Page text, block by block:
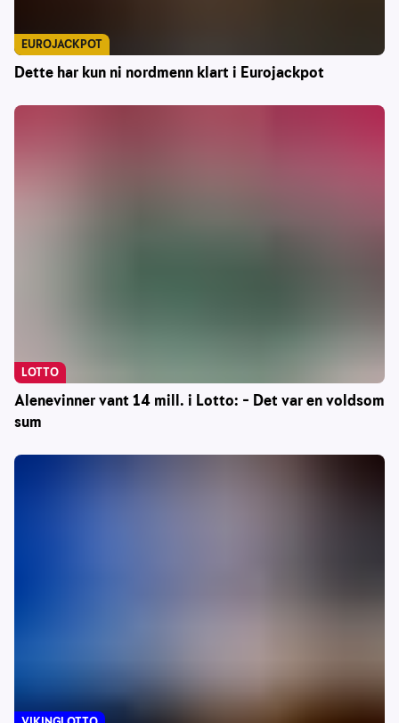
Dette har kun ni nordmenn klart i Eurojackpot
EUROJACKPOT
Alenevinner vant 14 mill. i Lotto: – Det var en voldsom
sum
LOTTO